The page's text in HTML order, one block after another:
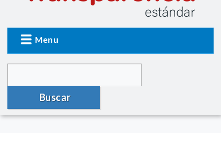
Menu
Buscar